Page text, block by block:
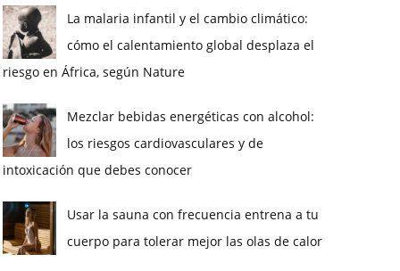
La malaria infantil y el cambio climático:
cómo el calentamiento global desplaza el
riesgo en África, según Nature
Mezclar bebidas energéticas con alcohol:
los riesgos cardiovasculares y de
intoxicación que debes conocer
Usar la sauna con frecuencia entrena a tu
cuerpo para tolerar mejor las olas de calor